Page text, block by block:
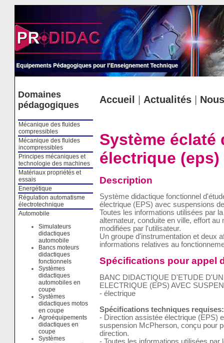
Domaines
pédagogiques
Mécanique des fluides
compressibles
Mécanique des fluides
incompressibles
Principes mécaniques et
technologie des machines
Matériaux propriétés et
essais
Energétique
Régulation automatisme
électrotechnique
Automobile
Simulateurs
didactiques
automobile
Bancs moteurs
didactiques
fonctionnels
Systèmes
didactiques
automobiles en
coupe
Systèmes
didactiques motos
en coupe
Agroéquipements
didactiques en
coupe
Systèmes
Accueil Actualités|
Système
électrique
Description
Système didactique fonctionnel
électrique (EPS) avec suspensions
Toutes les informations utilisées par
alternateur, conduite en ville, effort
modifiées par l'utilisateur.
Un groupe d'instrumentation et deux
informations relatives au
Spécifications pour appel
BANC DIDACTIQUE D'ETUDE
ELECTRIQUE (EPS) AVEC
- électrique
Spécifications techniques requises:
- Direction assistée électrique (EPS)
suspension McPherson, conçu pour
direction.
- Toutes les informations utilisées
Cookies management panel